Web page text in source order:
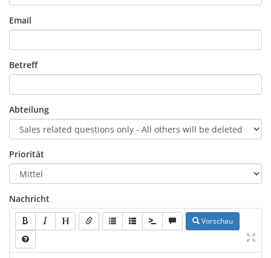
Email
Betreff
Abteilung
Priorität
Nachricht
Vorschau